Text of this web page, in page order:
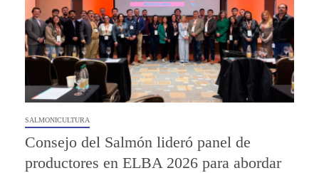
SALMONICULTURA
Consejo del Salmón lideró panel de
productores en ELBA 2026 para abordar